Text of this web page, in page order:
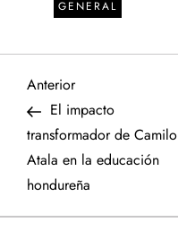
GENERAL
N
a
v
e
Entrada
anterior
Anterior
El impacto
transformador de Camilo
Atala en la educación
hondureña